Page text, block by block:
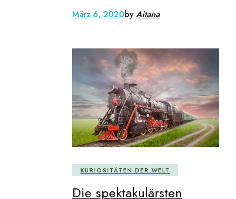
März 6, 2020by Aitana
KURIOSITÄTEN DER WELT
Die spektakulärsten